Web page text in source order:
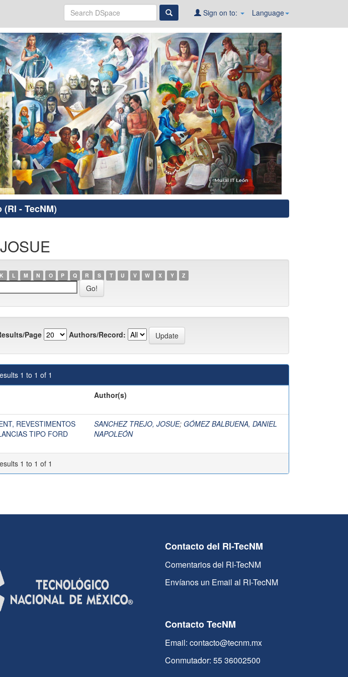
Language
Sign on to:
- TecNM)
K L M N O P Q R S T U V W X Y Z
Page Authors/Record:
1 to 1 of 1
Author(s)
REVESTIMENTOS
TIPO FORD
SANCHEZ TREJO, JOSUE; GÓMEZ BALBUENA, DANIEL
NAPOLEÓN
1 to 1 of 1
Contacto del RI-TecNM
Comentarios del RI-TecNM
Envíanos un Email al RI-TecNM
Contacto TecNM
Email: contacto@tecnm.mx
Conmutador: 55 36002500